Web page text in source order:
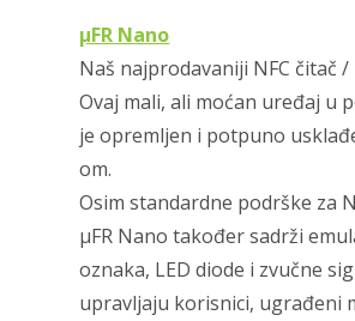
μFR Nano
Naš najprodavaniji NFC čitač /
Ovaj mali, ali moćan uređaj u
je opremljen i potpuno
om.
Osim standardne podrške za
μFR Nano također sadrži
oznaka, LED diode i zvučne
upravljaju korisnici, ugrađeni